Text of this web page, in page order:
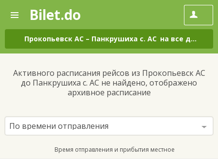
—
Поиск
и
покупка
билетов
автобус
онлайн
Bilet.do
Прокопьевск АС – Панкрушиха с. АС на все дни
Активного расписания рейсов из Прокопьевск АС
до Панкрушиха с. АС не найдено, отображено
архивное расписание
По времени отправления
Время отправления и прибытия местное